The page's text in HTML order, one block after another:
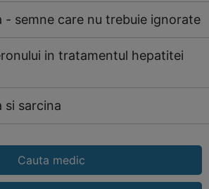
- semne care nu trebuie ignorate
in tratamentul hepatitei
si sarcina
Cauta medic